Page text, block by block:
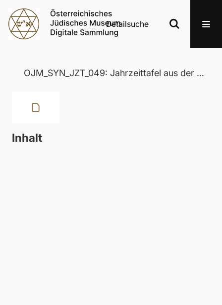
Detailsuche
OJM_SYN_JZT_049: Jahrzeittafel aus der Wertheimer Synagoge in Eisenstadt
Inhalt